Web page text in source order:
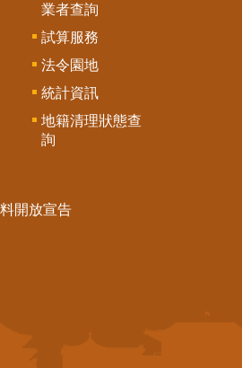
業者查詢
試算服務
法令園地
統計資訊
地籍清理狀態查
詢
開放宣告